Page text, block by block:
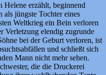
erzählt, beginnend
als jüngste Tochter eines
Weltkrieg ein Bein verloren
Verletzung elendig zugrunde
bei der Geburt verloren, ist
und schließt sich
Mann nicht mehr sehen.
die die Druckerei